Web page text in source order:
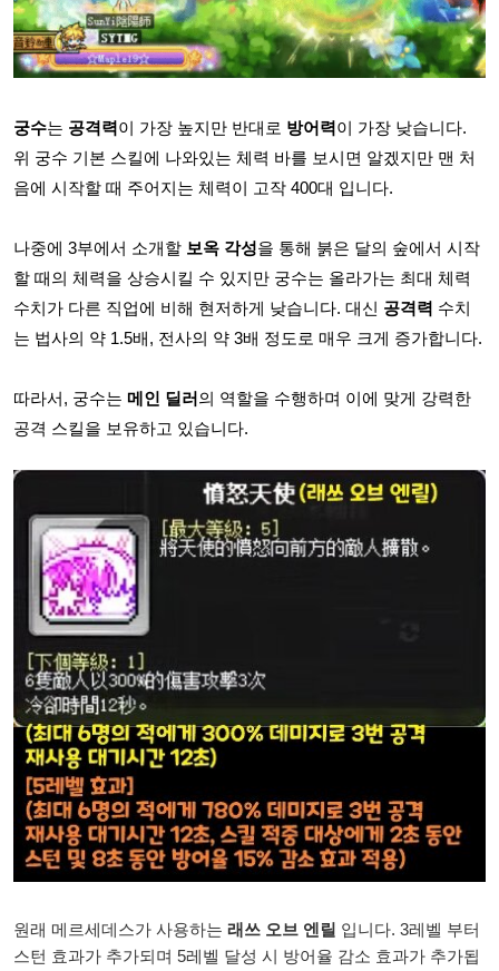
궁수는 공격력이 가장 높지만 반대로 방어력이 가장 낮습니다.
위 궁수 기본 스킬에 나와있는 체력 바를 보시면 알겠지만 맨 처
음에 시작할 때 주어지는 체력이 고작 400대 입니다.
나중에 3부에서 소개할 보옥 각성을 통해 붉은 달의 숲에서 시작
할 때의 체력을 상승시킬 수 있지만 궁수는 올라가는 최대 체력
수치가 다른 직업에 비해 현저하게 낮습니다. 대신 공격력 수치
는 법사의 약 1.5배, 전사의 약 3배 정도로 매우 크게 증가합니다.
따라서, 궁수는 메인 딜러의 역할을 수행하며 이에 맞게 강력한
공격 스킬을 보유하고 있습니다.
원래 메르세데스가 사용하는 래쓰 오브 엔릴 입니다. 3레벨 부터
스턴 효과가 추가되며 5레벨 달성 시 방어율 감소 효과가 추가됩